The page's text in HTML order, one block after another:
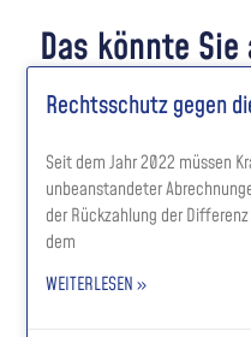
Das könnte
Rechtsschutz gegen
Seit dem Jahr 2022 müssen
unbeanstandeter
der Rückzahlung der
dem
WEITERLESEN »